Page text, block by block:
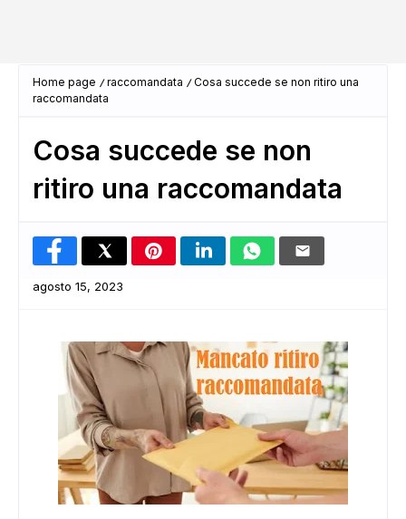
Home page raccomandata
Cosa succede se non ritiro una
raccomandata
Cosa succede se non
ritiro una raccomandata
agosto 15, 2023